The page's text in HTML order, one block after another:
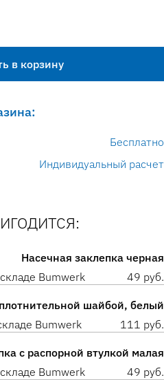
в корзину
Бесплатно
Индивидуальный расчет
Насечная заклепка черная
Bumwerk 49 руб.
шайбой, белый
Bumwerk 111 руб.
с распорной втулкой малая
Bumwerk 49 руб.